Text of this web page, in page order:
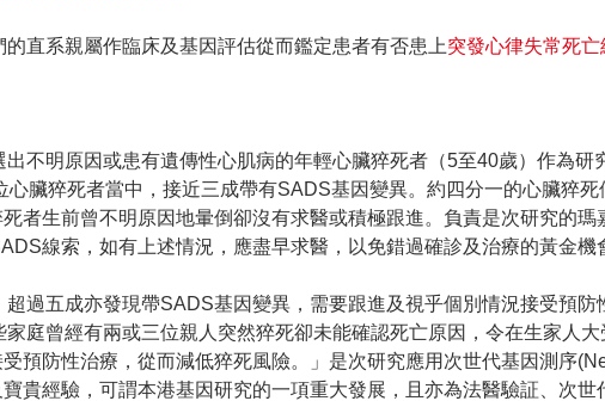
直系親屬作臨床及基因評估從而鑑定患者有否患上突發心律失常死亡
不明原因或患有遺傳性心肌病的年輕心臟猝死者（5至40歲）作為
臟猝死者當中，接近三成帶有SADS基因變異。約四分一的心臟猝
者生前曾不明原因地暈倒卻沒有求醫或積極跟進。負責是次研究的
線索，如有上述情況，應盡早求醫，以免錯過確診及治療的黃金機
過五成亦發現帶SADS基因變異，需要跟進及視乎個別情況接受預
庭曾經有兩或三位親人突然猝死卻未能確認死亡原因，令在生家人
預防性治療，從而減低猝死風險。」是次研究應用次世代基因測序
貴經驗，可謂本港基因研究的一項重大發展，且亦為法醫驗証、次